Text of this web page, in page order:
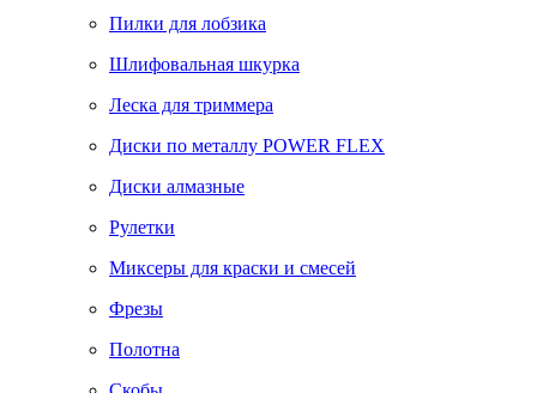
Пилки для лобзика
Шлифовальная шкурка
Леска для триммера
Диски по металлу POWER FLEX
Диски алмазные
Рулетки
Миксеры для краски и смесей
Фрезы
Полотна